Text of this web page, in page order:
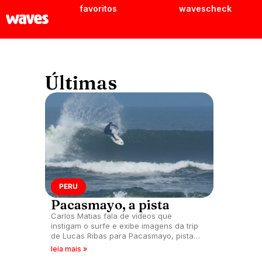
favoritos wavescheck
Últimas
PERU
Pacasmayo, a pista
Carlos Matias fala de vídeos que
instigam o surfe e exibe imagens da trip
de Lucas Ribas para Pacasmayo, pista
peruana de manobras.
leia mais »